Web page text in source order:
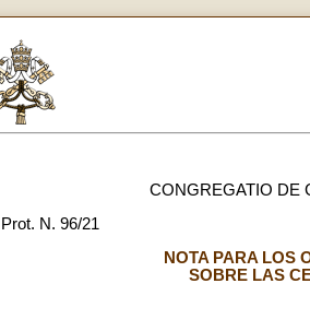
CONGREGATIO DE
Prot. N. 96/21
NOTA PARA LOS
SOBRE LAS